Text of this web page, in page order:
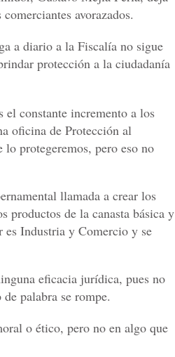
avorazados.
a diario a la Fiscalía no sigue
protección a la ciudadanía
el constante incremento a los
oficina de Protección al
protegeremos, pero eso no
llamada a crear los
productos de la canasta básica y
es Industria y Comercio y se
eficacia jurídica, pues no
palabra se rompe.
o ético, pero no en algo que